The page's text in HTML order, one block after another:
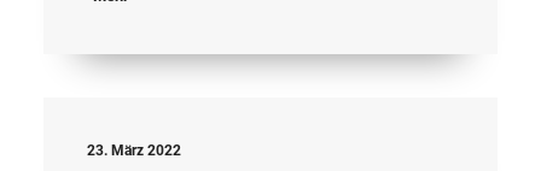
23. März 2022